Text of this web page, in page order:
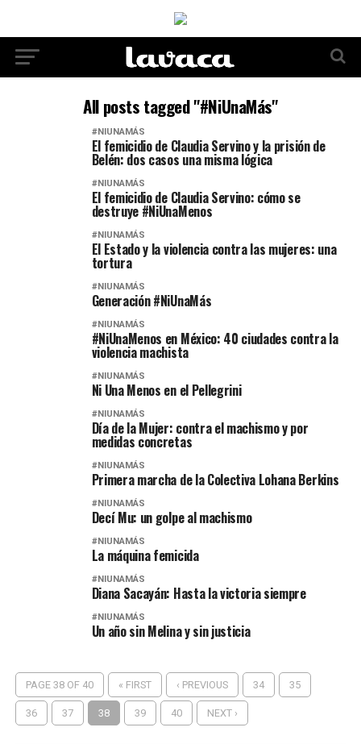
All posts tagged "#NiUnaMás"
#NIUNAMÁS
El femicidio de Claudia Servino y la prisión de
Belén: dos casos una misma lógica
#NIUNAMÁS
El femicidio de Claudia Servino: cómo se
destruye #NiUnaMenos
#NIUNAMÁS
El Estado y la violencia contra las mujeres: una
tortura
#NIUNAMÁS
Generación #NiUnaMás
#NIUNAMÁS
#NiUnaMenos en México: 40 ciudades contra la
violencia machista
#NIUNAMÁS
Ni Una Menos en el Pellegrini
#NIUNAMÁS
Día de la Mujer: contra el machismo y por
medidas concretas
#NIUNAMÁS
Primera marcha de la Colectiva Lohana Berkins
#NIUNAMÁS
Decí Mu: un golpe al machismo
#NIUNAMÁS
La máquina femicida
#NIUNAMÁS
Diana Sacayán: Hasta la victoria siempre
#NIUNAMÁS
Un año sin Melina y sin justicia
PAGE 38 OF 40 « FIRST ‹ PREVIOUS 34 35
36 37 38 39 40 NEXT ›